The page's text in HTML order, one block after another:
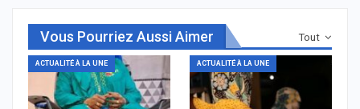
Tout
Vous Pourriez Aussi Aimer
ACTUALITÉ À LA UNE ACTUALITÉ À LA UNE